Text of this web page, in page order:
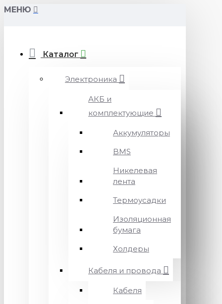
МЕНЮ
Каталог
Электроника
АКБ и
комплектующие
Аккумуляторы
BMS
Никелевая
лента
Термоусадки
Изоляционная
бумага
Холдеры
Кабеля и провода
Кабеля